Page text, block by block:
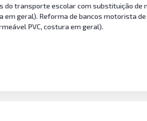
do transporte escolar com substituição de
geral). Reforma de bancos motorista de
PVC, costura em geral).